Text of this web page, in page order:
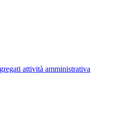
attività amministrativa